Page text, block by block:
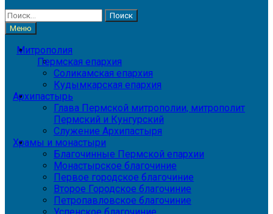
Найти:
Меню
Митрополия
Пермская епархия
Соликамская епархия
Кудымкарская епархия
Архипастырь
Глава Пермской митрополии, митрополит
Пермский и Кунгурский
Служение Архипастыря
Храмы и монастыри
Благочинные Пермской епархии
Монастырское благочиние
Первое городское благочиние
Второе Городское благочиние
Петропавловское благочиние